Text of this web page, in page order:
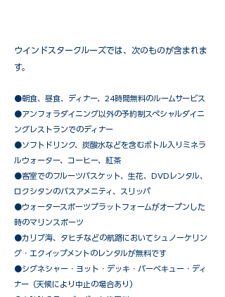
ウインドスタークルーズでは、次のものが含まれま
す。
●朝食、昼食、ディナー、24時間無料のルームサービス
​●アンフォラダイニング以外の予約制スペシャルダイニ
ングレストランでのディナー
●ソフトドリンク、炭酸水などを含むボトル入りミネラ
ルウォーター、コーヒー、紅茶
●客室でのフルーツバスケット、生花、DVDレンタル、
ロクシタンのバスアメニティ、スリッパ
●ウォータースポーツプラットフォームがオープンした
時のマリンスポーツ
●カリブ海、タヒチなどの航路においてシュノーケリン
グ・エクイップメントのレンタルが無料です
​●シグネシャー・ヨット・デッキ・バーベキュー・ディ
ナー（天候により中止の場合あり）